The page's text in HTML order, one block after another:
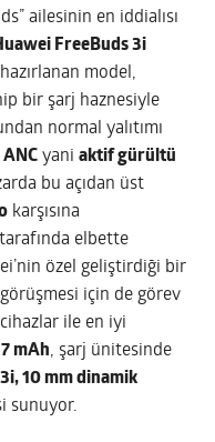
ailesinin en iddialısı
FreeBuds 3i
model,
bir şarj haznesiyle
normal yalıtımı
ANC yaniaktif gürültü
bu açıdan üst
karşısına
elbette
özel geliştirdiği bir
için de görev
cihazlar ile en iyi
mAh, şarj ünitesinde
10 mm dinamik
sunuyor.